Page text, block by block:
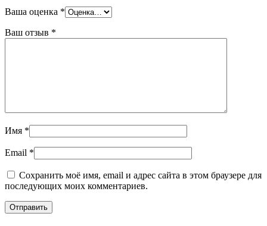
Ваша оценка *
Ваш отзыв *
Имя *
Email *
Сохранить моё имя, email и адрес сайта в этом браузере для
последующих моих комментариев.